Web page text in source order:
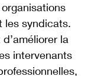
les syndicats.
la
intervenants